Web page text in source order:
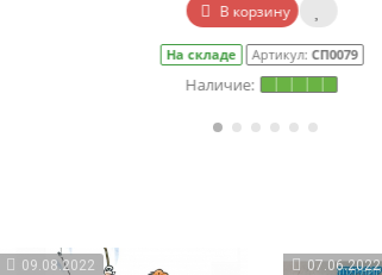
В корзину
На складе Артикул: СП0079/1
09.08.2022 07.06.2022